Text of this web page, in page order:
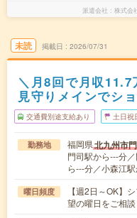
派遣会社 株式会
未読 掲載日 2026/07/31
＼月8回で月収11.7
見守りメインでシ
交通費別途支給あり 土日祝
勤務地 福岡県北九州市
門司駅から---分
ら---分／小森江
曜日頻度
【週2日～OK】
望の曜日をご相談